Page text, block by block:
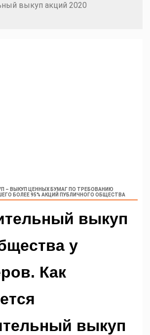
выкуп акций 2020
– ВЫКУП ЦЕННЫХ БУМАГ ПО ТРЕБОВАНИЮ
БОЛЕЕ 95% АКЦИЙ ПУБЛИЧНОГО ОБЩЕСТВА
выкуп
у
Как
выкуп